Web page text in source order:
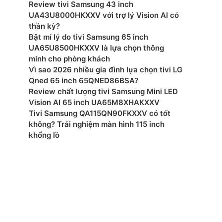
(LAN), HDMI Audio Return Channel, HDMI (High
RF In (Terrestrial / Cable input)
có chân (RxCxD): 1447 x 904 x 327 mm
có chân đế: 20 kg
không chân, treo tường (RxCxD): 1447 x 846 x 83
không chân: 19.7 kg
Review tivi Samsung 43 inch
UA43U8000HKXXV với trợ lý Vision AI có
thần kỳ?
Bật mí lý do tivi Samsung 65 inch
UA65U8500HKXXV là lựa chọn thông
minh cho phòng khách
Vì sao 2026 nhiều gia đình lựa chọn tivi LG
Qned 65 inch 65QNED86BSA?
Review chất lượng tivi Samsung Mini LED
Vision AI 65 inch UA65M8XHAKXXV
Tivi Samsung QA115QN90FKXXV có tốt
không? Trải nghiệm màn hình 115 inch
khổng lồ